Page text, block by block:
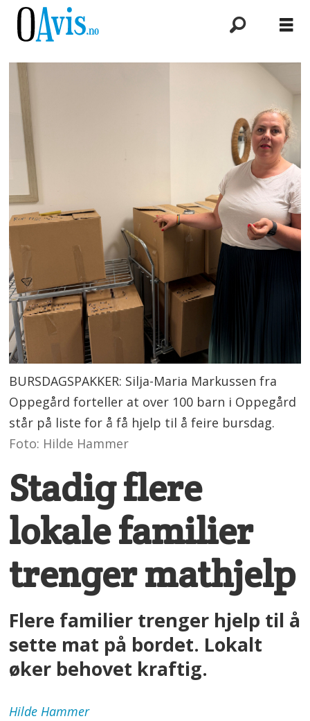
BURSDAGSPAKKER: Silja-Maria Markussen fra
Oppegård forteller at over 100 barn i Oppegård
står på liste for å få hjelp til å feire bursdag.
Foto: Hilde Hammer
Stadig flere
lokale familier
trenger mathjelp
Flere familier trenger hjelp til å
sette mat på bordet. Lokalt
øker behovet kraftig.
Hilde Hammer